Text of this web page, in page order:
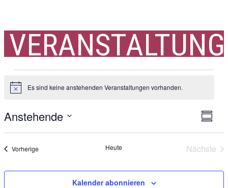
HinweisEs sind keine anstehenden Veranstaltungen vorhanden.
Anstehende
Datum
auswählen.
Vorherige Heute
Nächste
Kalender abonnieren